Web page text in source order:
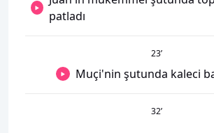
patladı
23’
Muçi'nin şutunda kaleci
32’